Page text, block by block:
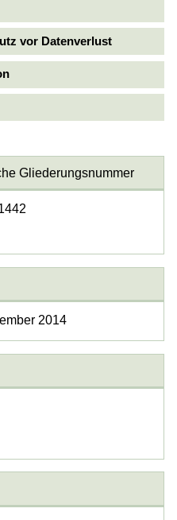
vor Datenverlust
Gliederungsnummer
2014